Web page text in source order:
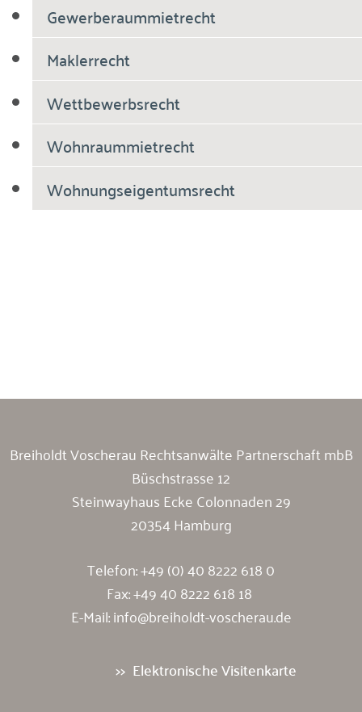
Gewerberaummietrecht
Maklerrecht
Wettbewerbsrecht
Wohnraummietrecht
Wohnungseigentumsrecht
Breiholdt Voscherau Rechtsanwälte Partnerschaft mbB
Büschstrasse 12
Steinwayhaus Ecke Colonnaden 29
20354 Hamburg
Telefon:+49 (0) 40 8222 618 0
Fax: +49 40 8222 618 18
E-Mail:info@breiholdt-voscherau.de
Elektronische Visitenkarte